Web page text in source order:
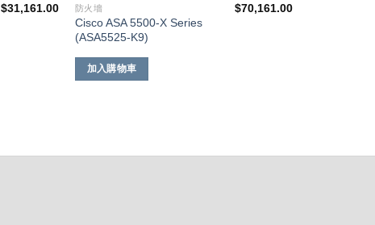
$31,161.00 防火墻
Cisco ASA 5500-X Series
(ASA5525-K9)
$70,161.00
加入購物車